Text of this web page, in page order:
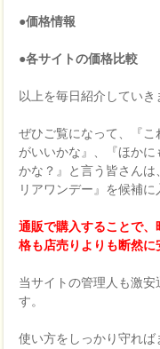
●価格情報
●各サイトの価格比較
以上を毎日紹介していき
ぜひご覧になって、『
がいいかな』、『ほか
かな？』と言う皆さん
リアワンデー』を候補
通販で購入することで
格も店売りよりも断然に
当サイトの管理人も激
す。
使い方をしっかり守れば